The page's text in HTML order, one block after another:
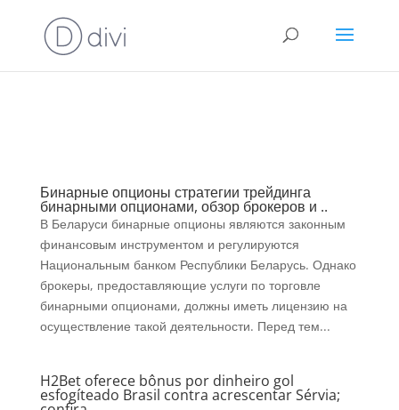
⚠️ Hosting plan for this site has expired.
avoid service disruption.
Бинарные опционы стратегии трейдинга
бинарными опционами, обзор брокеров и ..
В Беларуси бинарные опционы являются законным
финансовым инструментом и регулируются
Национальным банком Республики Беларусь. Однако
брокеры, предоставляющие услуги по торговле
бинарными опционами, должны иметь лицензию на
осуществление такой деятельности. Перед тем...
H2Bet oferece bônus por dinheiro gol
esfogíteado Brasil contra acrescentar Sérvia;